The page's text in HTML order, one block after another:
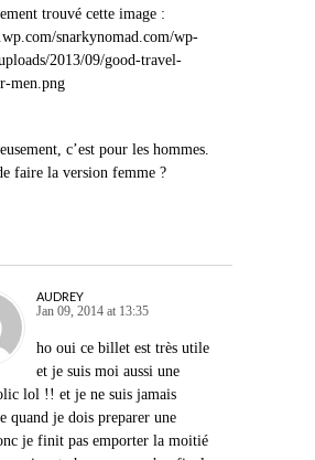
trouvé cette image :
snarkynomad.com/wp-
2013/09/good-travel-
men.png
c’est pour les hommes.
faire la version femme ?
AUDREY
Jan 09, 2014 at 13:35
ho oui ce billet est très utile
et je suis moi aussi une
lol !! et je ne suis jamais
quand je dois preparer une
je finit pas emporter la moitié